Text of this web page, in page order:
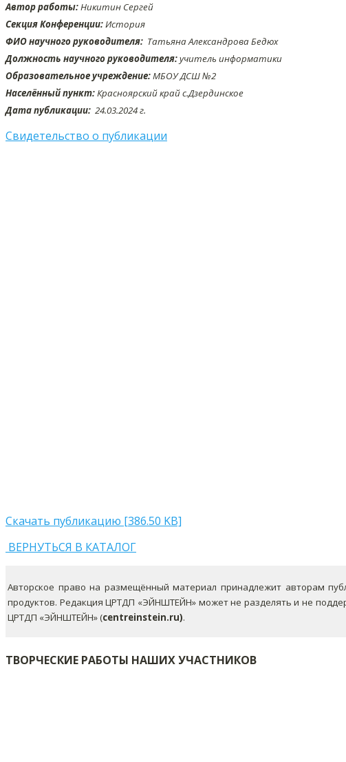
Автор работы:Никитин Сергей
Секция Конференции:История
ФИО научного руководителя: Татьяна Александрова Бедюх
Должность научного руководителя:учитель информатики
Образовательное учреждение:МБОУ ДСШ №2
Населённый пункт:Красноярский край с.Дзердинское
Дата публикации: 24.03.2024 г.
Свидетельство о публикации
Скачать публикацию [386.50 KB]
ВЕРНУТЬСЯ В КАТАЛОГ
Авторское право на размещённый материал принадлежит авторам
продуктов. Редакция ЦРТДП «ЭЙНШТЕЙН» может не разделять и не
ЦРТДП «ЭЙНШТЕЙН» (centreinstein.ru).
ТВОРЧЕСКИЕ РАБОТЫ НАШИХ УЧАСТНИКОВ